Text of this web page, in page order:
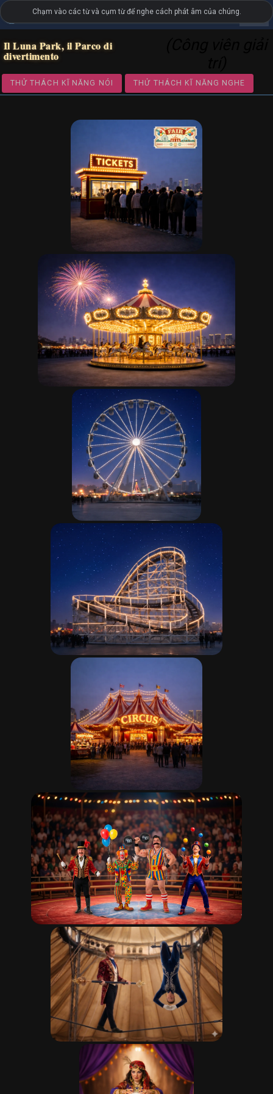
LanguageGuide.org•Từ vựng hình ảnh tiếng Ý
Il Luna Park, il Parco di
divertimento
THỬ THÁCH KĨ NĂNG NÓI THỬ THÁCH KĨ NĂNG
Chạm vào các từ và cụm từ để nghe cách phát âm của chúng.